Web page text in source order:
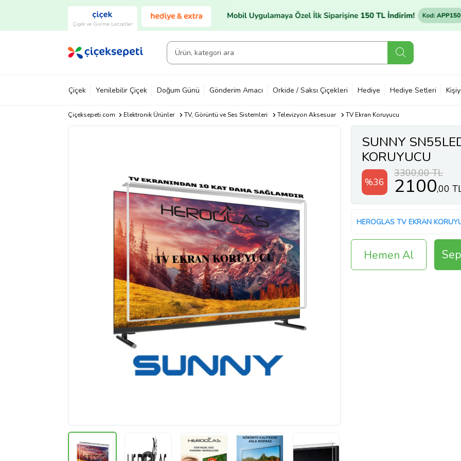
Çiçek ve Gurme Lezzetler
Çiçek Yenilebilir Çiçek Doğum Günü Gönderim Amacı Orkide / Saksı Çiçekleri Hediye Hediye Setleri
Çiçeksepeti.com Elektronik Ürünler TV, Görüntü ve Ses Sistemleri Televizyon Aksesuar TV Ekran Koruyucu
SUNNY
KORUYUCU
%36
3300,00 TL
2100,00
HEROGLAS TV EKRAN
Hemen Al